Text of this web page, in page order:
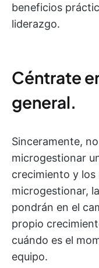
beneficios
liderazgo.
Céntrate
general.
Sinceramente,
microgestionar
crecimiento y los
microgestionar,
pondrán en el
propio
cuándo es el
equipo.